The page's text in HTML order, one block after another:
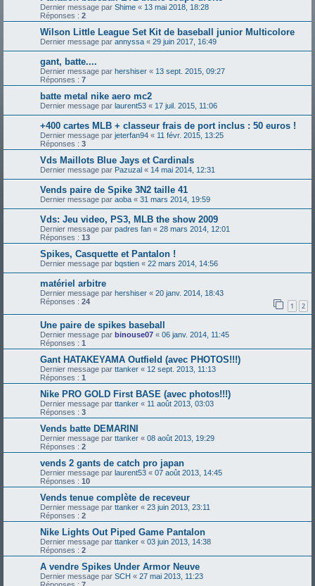
Dernier message par Shime « 13 mai 2018, 18:28
Réponses : 2
Wilson Little League Set Kit de baseball junior Multicolore
Dernier message par annyssa « 29 juin 2017, 16:49
gant, batte....
Dernier message par hershiser « 13 sept. 2015, 09:27
Réponses : 7
batte metal nike aero mc2
Dernier message par laurent53 « 17 juil. 2015, 11:06
+400 cartes MLB + classeur frais de port inclus : 50 euros !
Dernier message par jeterfan94 « 11 févr. 2015, 13:25
Réponses : 3
Vds Maillots Blue Jays et Cardinals
Dernier message par Pazuzal « 14 mai 2014, 12:31
Vends paire de Spike 3N2 taille 41
Dernier message par aoba « 31 mars 2014, 19:59
Vds: Jeu video, PS3, MLB the show 2009
Dernier message par padres fan « 28 mars 2014, 12:01
Réponses : 13
Spikes, Casquette et Pantalon !
Dernier message par bqstien « 22 mars 2014, 14:56
matériel arbitre
Dernier message par hershiser « 20 janv. 2014, 18:43
Réponses : 24 1 2
Une paire de spikes baseball
Dernier message par binouse07 « 06 janv. 2014, 11:45
Réponses : 1
Gant HATAKEYAMA Outfield (avec PHOTOS!!!)
Dernier message par ttanker « 12 sept. 2013, 11:13
Réponses : 1
Nike PRO GOLD First BASE (avec photos!!!)
Dernier message par ttanker « 11 août 2013, 03:03
Réponses : 3
Vends batte DEMARINI
Dernier message par ttanker « 08 août 2013, 19:29
Réponses : 2
vends 2 gants de catch pro japan
Dernier message par laurent53 « 07 août 2013, 14:45
Réponses : 10
Vends tenue complète de receveur
Dernier message par ttanker « 23 juin 2013, 23:11
Réponses : 2
Nike Lights Out Piped Game Pantalon
Dernier message par ttanker « 03 juin 2013, 14:38
Réponses : 2
A vendre Spikes Under Armor Neuve
Dernier message par SCH « 27 mai 2013, 11:23